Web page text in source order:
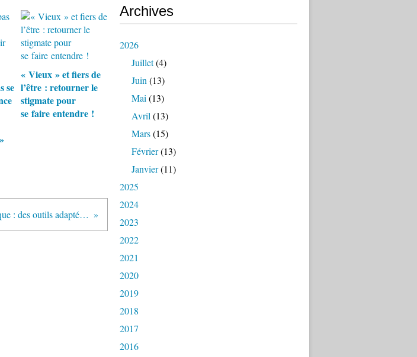
se
« Vieux » et fiers de
l’être : retourner le
stigmate pour
se faire entendre !
Seniors et numérique : des outils adaptés pour une communication intergénérationnelle
Archives
2026
Juillet(4)
Juin (13)
Mai (13)
Avril (13)
Mars(15)
Février(13)
Janvier(11)
2025
2024
2023
2022
2021
2020
2019
2018
2017
2016